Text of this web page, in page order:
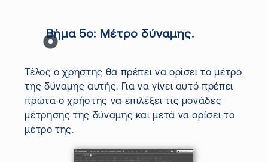
Βήμα 5ο: Μέτρο δύναμης.
Τέλος ο χρήστης θα πρέπει να ορίσει το μέτρο
της δύναμης αυτής. Για να γίνει αυτό πρέπει
πρώτα ο χρήστης να επιλέξει τις μονάδες
μέτρησης της δύναμης και μετά να ορίσει το
μέτρο της.